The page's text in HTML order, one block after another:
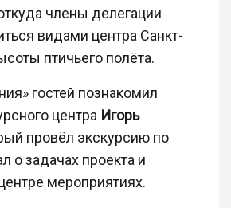
члены делегации
видами центра Санкт-
птичьего полёта.
гостей познакомил
центра Игорь
провёл экскурсию по
о задачах проекта и
мероприятиях.